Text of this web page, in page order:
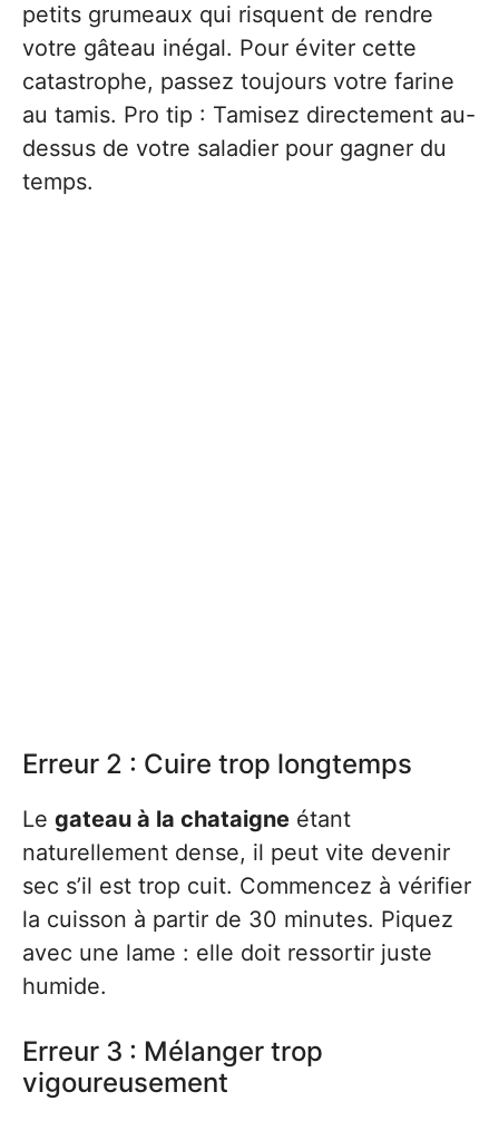
petits grumeaux qui risquent de rendre
votre gâteau inégal. Pour éviter cette
catastrophe, passez toujours votre farine
au tamis. Pro tip : Tamisez directement au-
dessus de votre saladier pour gagner du
temps.
Erreur 2 : Cuire trop longtemps
Le gateau à la chataigne étant
naturellement dense, il peut vite devenir
sec s’il est trop cuit. Commencez à vérifier
la cuisson à partir de 30 minutes. Piquez
avec une lame : elle doit ressortir juste
humide.
Erreur 3 : Mélanger trop
vigoureusement